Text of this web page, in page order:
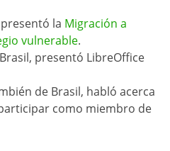
la Migración a
vulnerable.
presentó LibreOffice
de Brasil, habló acerca
como miembro de